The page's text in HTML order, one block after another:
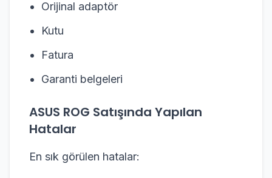
Orijinal adaptör
Kutu
Fatura
Garanti belgeleri
ASUS ROG Satışında Yapılan
Hatalar
En sık görülen hatalar: